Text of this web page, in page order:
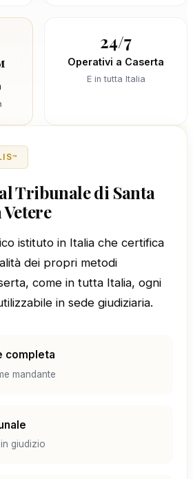
24/7
Operativi a Caserta
E in tutta Italia
™
Tribunale di Santa
istituto in Italia che certifica
dei propri metodi
come in tutta Italia, ogni
in sede giudiziaria.
completa
mandante
giudizio